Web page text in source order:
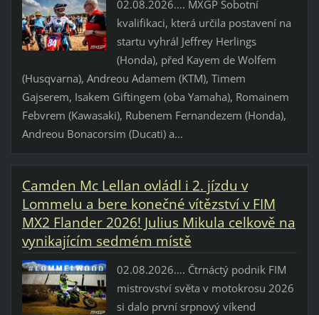
02.08.2026…. MXGP Sobotní
kvalifikaci, která určila postavení na
startu vyhrál Jeffrey Herlings
(Honda), před Kayem de Wolfem
(Husqvarna), Andreou Adamem (KTM), Timem
Gajserem, Isakem Giftingem (oba Yamaha), Romainem
Febvrem (Kawasaki), Rubenem Fernandezem (Honda),
Andreou Bonacorsim (Ducati) a...
Camden Mc Lellan ovládl i 2. jízdu v
Lommelu a bere konečné vítězství v FIM
MX2 Flander 2026! Julius Mikula celkově na
vynikajícím sedmém místě
02.08.2026…. Čtrnáctý podnik FIM
mistrovství světa v motokrosu 2026
si dalo první srpnový víkend